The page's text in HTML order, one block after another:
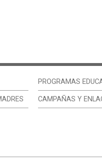
PROGRAMAS
CAMPAÑAS Y